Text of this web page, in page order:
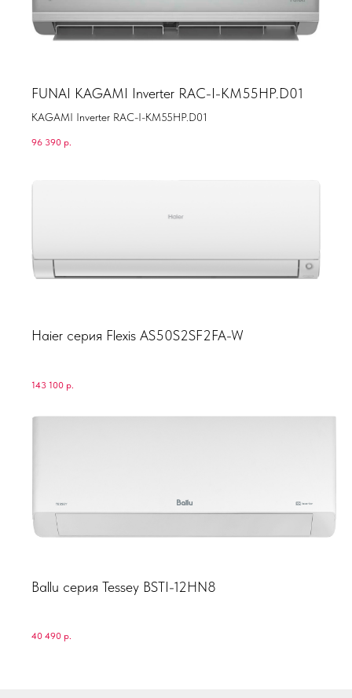
FUNAI KAGAMI Inverter RAC-I-KM55HP.D01
KAGAMI Inverter RAC-I-KM55HP.D01
96 390 р.
Haier серия Flexis AS50S2SF2FA-W
143 100 р.
Ballu серия Tessey BSTI-12HN8
40 490 р.